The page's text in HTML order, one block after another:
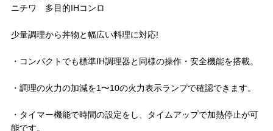
ニチワ 多目的IHコンロ
少量調理から丼物と幅広い料理に対応!
・コンパクトでも標準IH調理器と同様の操作・安全機能を搭載。
・調理の火力の加減を1〜10の火力表示ランプで確認できます。
・タイマー機能で時間の設定をし、タイムアップで加熱停止が可
能です。